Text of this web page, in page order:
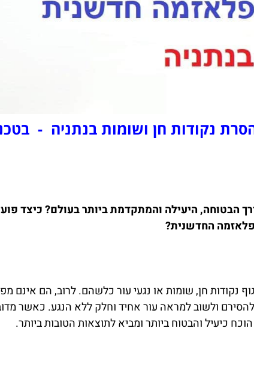
נקודות חן ושומות בנתניה -
הבטוחה, היעילה והמתקדמת ביותר בעולם? כיצד
החדשנית?
נקודות חן, שומות או נגעי עור כלשהם. לרוב, הם אינם
להסירם ולשוב למראה עור אחיד וחלק ללא הנגע. כאשר
כיעיל והבטוח ביותר ומביא לתוצאות הטובות ביותר.